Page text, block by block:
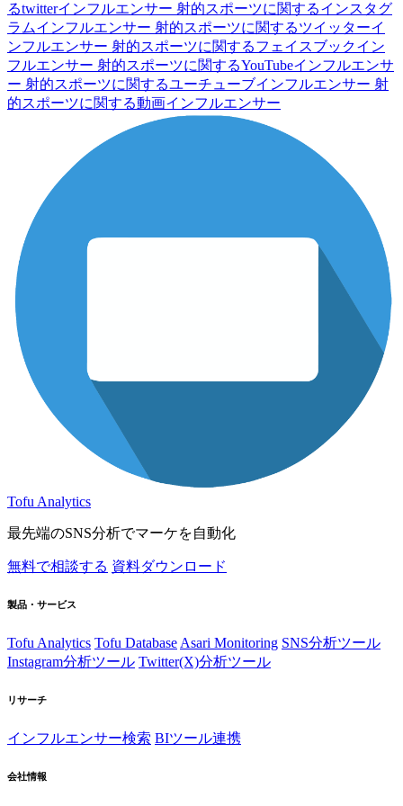
るtwitterインフルエンサー 射的スポーツに関するインスタグ
ラムインフルエンサー 射的スポーツに関するツイッターイ
ンフルエンサー 射的スポーツに関するフェイスブックイン
フルエンサー 射的スポーツに関するYouTubeインフルエンサ
ー 射的スポーツに関するユーチューブインフルエンサー 射
的スポーツに関する動画インフルエンサー
Tofu Analytics
最先端のSNS分析でマーケを自動化
無料で相談する 資料ダウンロード
製品・サービス
Tofu Analytics Tofu Database Asari Monitoring SNS分析ツール
Instagram分析ツール Twitter(X)分析ツール
リサーチ
インフルエンサー検索 BIツール連携
会社情報